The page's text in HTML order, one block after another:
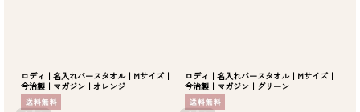
ロディ｜名入れバースタオル｜Mサイズ｜
今治製｜マガジン｜オレンジ
ロディ｜名入れバースタオル｜Mサイズ｜
今治製｜マガジン｜グリーン